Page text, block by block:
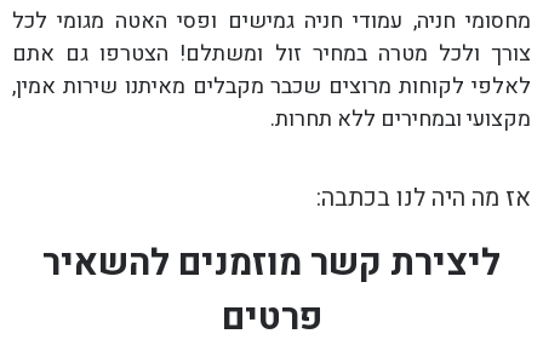
מחסומי חניה, עמודי חניה גמישים ופסי האטה מגומי לכל
צורך ולכל מטרה במחיר זול ומשתלם! הצטרפו גם אתם
לאלפי לקוחות מרוצים שכבר מקבלים מאיתנו שירות אמין,
מקצועי ובמחירים ללא תחרות.
אז מה היה לנו בכתבה:
ליצירת קשר מוזמנים להשאיר
פרטים